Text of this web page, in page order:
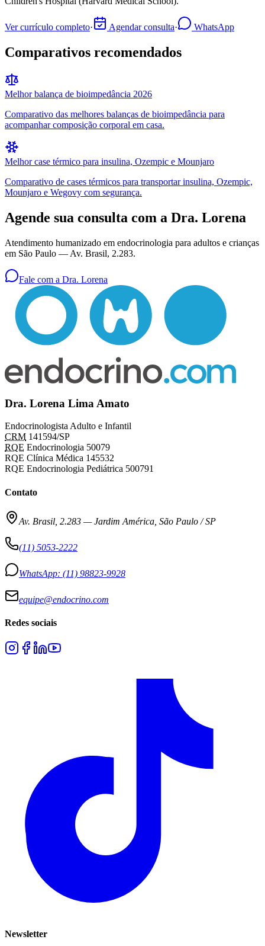
Ver currículo completo· Agendar consulta· WhatsApp
Comparativos recomendados
Melhor balança de bioimpedância 2026
Comparativo das melhores balanças de bioimpedância para
acompanhar composição corporal em casa.
Melhor case térmico para insulina, Ozempic e Mounjaro
Comparativo de cases térmicos para transportar insulina, Ozempic,
Mounjaro e Wegovy com segurança.
Agende sua consulta com a Dra. Lorena
Atendimento humanizado em endocrinologia para adultos e crianças
em São Paulo — Av. Brasil, 2.283.
Fale com a Dra. Lorena
Dra. Lorena Lima Amato
Endocrinologista Adulto e Infantil
CRM 141594/SP
RQE Endocrinologia 50079
RQE Clínica Médica 145532
RQE Endocrinologia Pediátrica 500791
Contato
Av. Brasil, 2.283 —Jardim América, São Paulo / SP
(11) 5053-2222
WhatsApp: (11) 98823-9928
equipe@endocrino.com
Redes sociais
Newsletter